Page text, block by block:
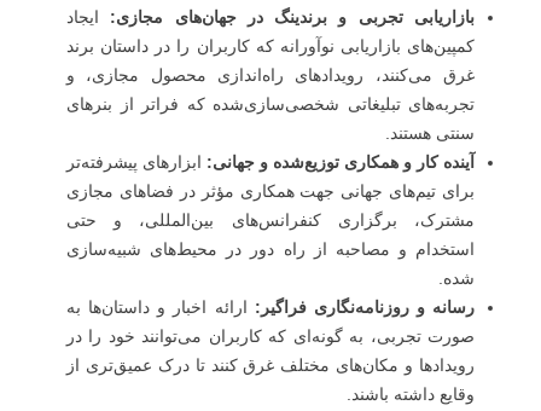
بازاریابی تجربی و برندینگ در جهان‌های مجازی: ایجاد
کمپین‌های بازاریابی نوآورانه که کاربران را در داستان برند
غرق می‌کنند، رویدادهای راه‌اندازی محصول مجازی، و
تجربه‌های تبلیغاتی شخصی‌سازی‌شده که فراتر از بنرهای
سنتی هستند.
آینده کار و همکاری توزیع‌شده و جهانی: ابزارهای پیشرفته‌تر
برای تیم‌های جهانی جهت همکاری مؤثر در فضاهای مجازی
مشترک، برگزاری کنفرانس‌های بین‌المللی، و حتی
استخدام و مصاحبه از راه دور در محیط‌های شبیه‌سازی
شده.
رسانه و روزنامه‌نگاری فراگیر: ارائه اخبار و داستان‌ها به
صورت تجربی، به گونه‌ای که کاربران می‌توانند خود را در
رویدادها و مکان‌های مختلف غرق کنند تا درک عمیق‌تری از
وقایع داشته باشند.